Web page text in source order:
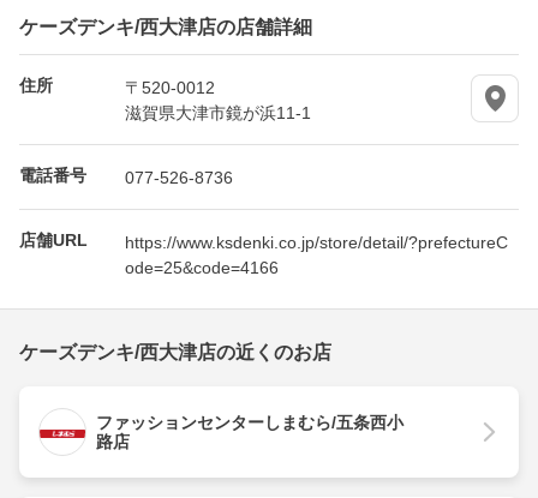
ケーズデンキ/西大津店の店舗詳細
住所
〒520-0012
滋賀県大津市鏡が浜11-1
電話番号 077-526-8736
店舗URL
https://www.ksdenki.co.jp/store/detail/?prefectureC
ode=25&code=4166
ケーズデンキ/西大津店の近くのお店
ファッションセンターしまむら/五条西小
路店